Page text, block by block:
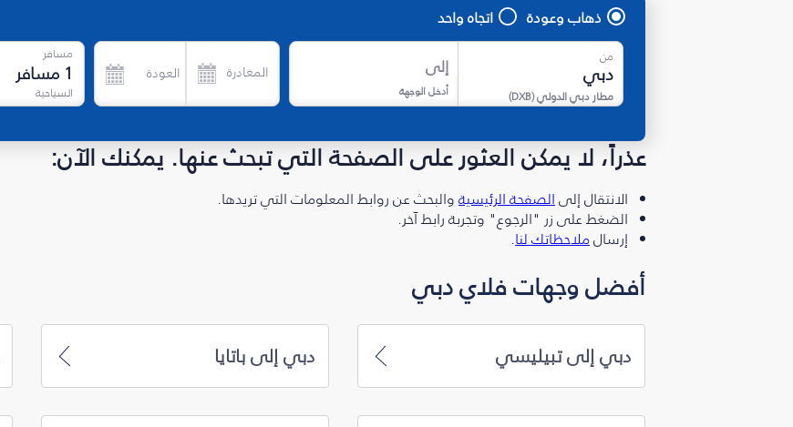
ذهاب وعودة اتجاه واحد
من
مطار دبي الدولي(
DXB
)
إلى
أدخل الوجهة
المغادرة العودة
مسافر
1 مسافر
السياحية
عذراً، لا يمكن العثور على الصفحة التي تبحث عنها. يمكنك الآن:
الانتقال إلى الصفحة الرئيسية والبحث عن روابط المعلومات التي تريدها.
الضغط على زر "الرجوع" وتجربة رابط آخر.
إرسالملاحظاتك لنا.
أفضل وجهات فلاي دبي
دبي إلى تبيليسي دبي إلى باتايا